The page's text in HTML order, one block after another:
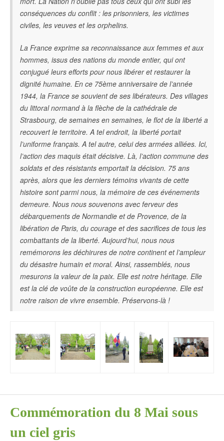
conséquences du conflit : les prisonniers, les victimes
civiles, les veuves et les orphelins.
La France exprime sa reconnaissance aux femmes et aux
hommes, issus des nations du monde entier, qui ont
conjugué leurs efforts pour nous libérer et restaurer la
dignité humaine. En ce 75ème anniversaire de l’année
1944, la France se souvient de ses libérateurs. Des villages
du littoral normand à la flèche de la cathédrale de
Strasbourg, de semaines en semaines, le flot de la liberté a
recouvert le territoire. A tel endroit, la liberté portait
l’uniforme français. A tel autre, celui des armées alliées. Ici,
l’action des maquis était décisive. Là, l’action commune des
soldats et des résistants emportait la décision. 75 ans
après, alors que les derniers témoins vivants de cette
histoire sont parmi nous, la mémoire de ces événements
demeure. Nous nous souvenons avec ferveur des
débarquements de Normandie et de Provence, de la
libération de Paris, du courage et des sacrifices de tous les
combattants de la liberté. Aujourd’hui, nous nous
remémorons les déchirures de notre continent et l’ampleur
du désastre humain et moral. Ainsi, rassemblés, nous
mesurons la valeur de la paix. Elle est notre héritage. Elle
est la clé de voûte de la construction européenne. Elle est
notre raison de vivre ensemble. Préservons-là !
Commémoration du 8 Mai sous
un ciel gris